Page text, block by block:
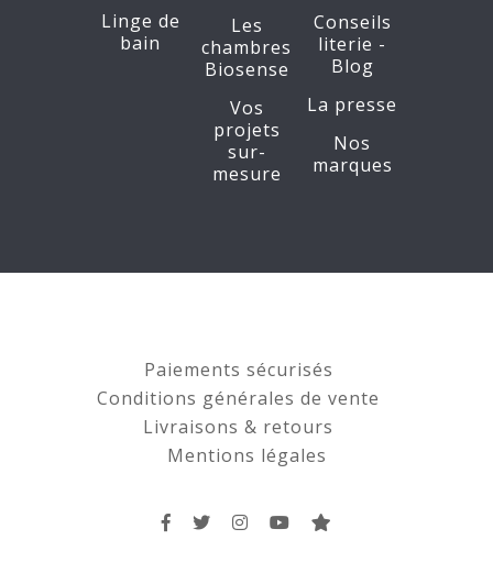
Linge de
bain
Les
chambres
Biosense
Vos
projets
sur-
mesure
Conseils
literie -
Blog
La presse
Nos
marques
Paiements sécurisés
Conditions générales de vente
Livraisons & retours
Mentions légales